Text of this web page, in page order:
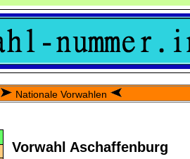
Nationale Vorwahlen
Vorwahl Aschaffenburg